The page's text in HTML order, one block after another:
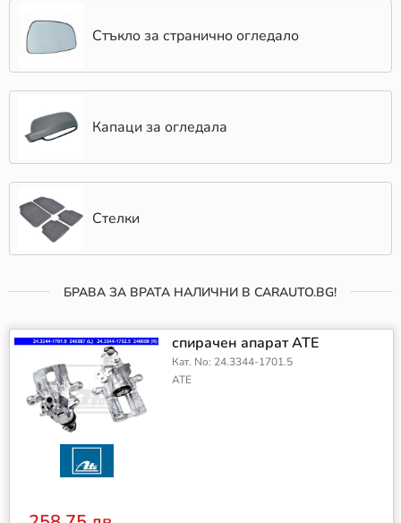
Стъкло за странично огледало
Капаци за огледала
Стелки
БРАВА ЗА ВРАТА НАЛИЧНИ В CARAUTO.BG!
спирачен апарат ATE
Кат. No: 24.3344-1701.5
ATE